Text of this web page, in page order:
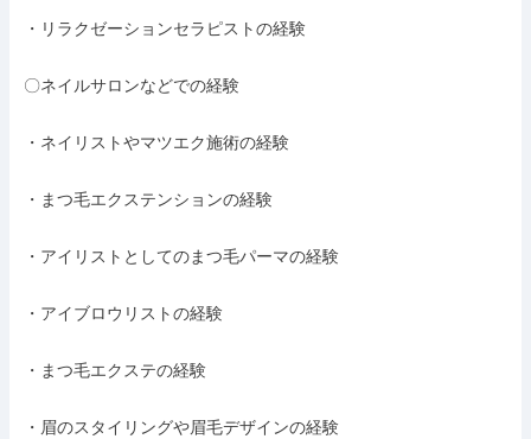
・リラクゼーションセラピストの経験
〇ネイルサロンなどでの経験
・ネイリストやマツエク施術の経験
・まつ毛エクステンションの経験
・アイリストとしてのまつ毛パーマの経験
・アイブロウリストの経験
・まつ毛エクステの経験
・眉のスタイリングや眉毛デザインの経験